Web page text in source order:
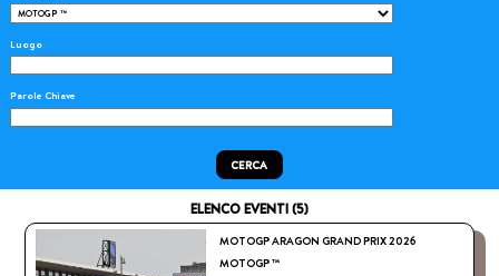
Luogo
Parole Chiave
CERCA
ELENCO EVENTI (5)
MOTOGP ARAGON GRAND PRIX 2026
MOTOGP ™